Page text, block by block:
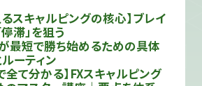
るスキャルピングの核心】ブレイ
滞」を狙う
最短で勝ち始めるための具体
ーティン
全て分かる】FXスキャルピング